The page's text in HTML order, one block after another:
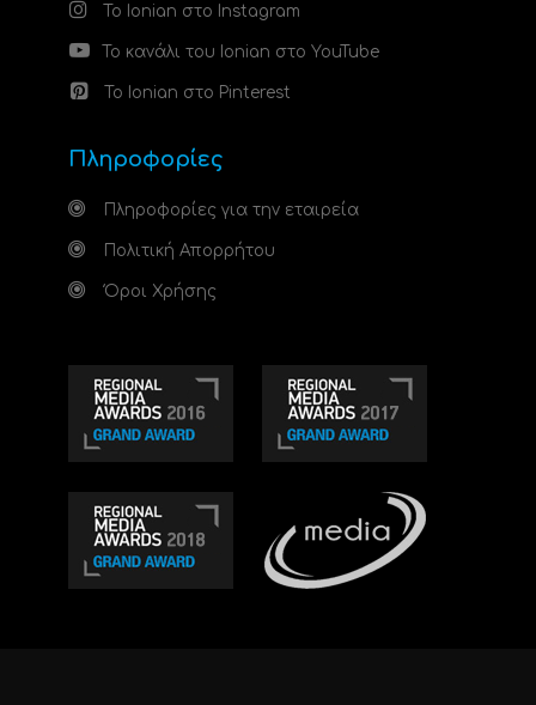
Το Ionian στο Instagram
Το κανάλι του Ionian στο YouTube
Το Ionian στο Pinterest
Πληροφορίες
Πληροφορίες για την εταιρεία
Πολιτική Απορρήτου
Όροι Χρήσης